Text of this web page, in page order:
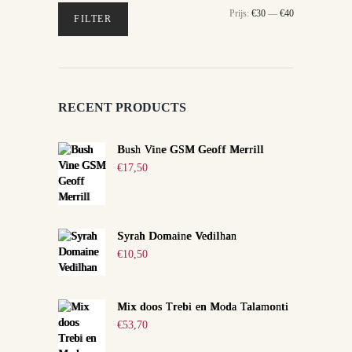
Min.
Max.
FILTER Prijs: €30 — €40
RECENT PRODUCTS
Bush Vine GSM Geoff Merrill
€17,50
Syrah Domaine Vedilhan
€10,50
Mix doos Trebi en Moda Talamonti
€53,70